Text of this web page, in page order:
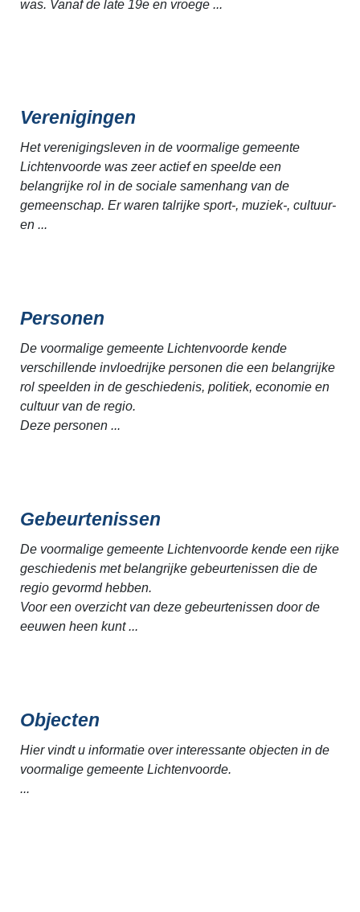
was. Vanaf de late 19e en vroege ...
Verenigingen
Het verenigingsleven in de voormalige gemeente
Lichtenvoorde was zeer actief en speelde een
belangrijke rol in de sociale samenhang van de
gemeenschap. Er waren talrijke sport-, muziek-, cultuur-
en ...
Personen
De voormalige gemeente Lichtenvoorde kende
verschillende invloedrijke personen die een belangrijke
rol speelden in de geschiedenis, politiek, economie en
cultuur van de regio.
Deze personen ...
Gebeurtenissen
De voormalige gemeente Lichtenvoorde kende een rijke
geschiedenis met belangrijke gebeurtenissen die de
regio gevormd hebben.
Voor een overzicht van deze gebeurtenissen door de
eeuwen heen kunt ...
Objecten
Hier vindt u informatie over interessante objecten in de
voormalige gemeente Lichtenvoorde.
...